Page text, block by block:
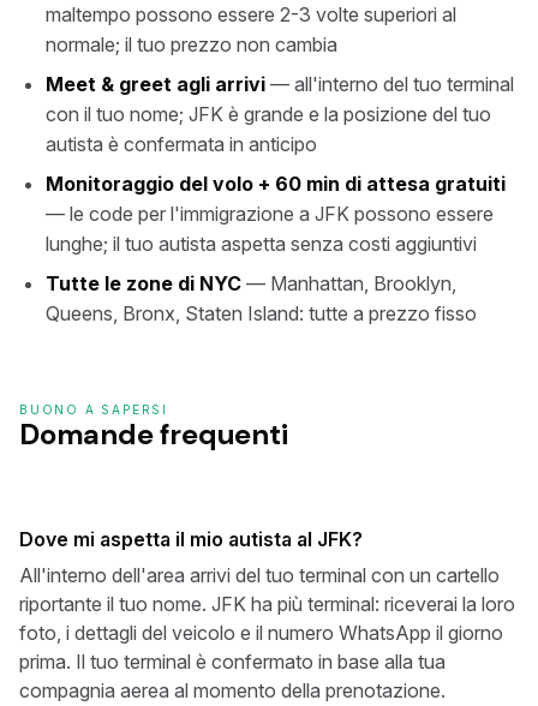
maltempo possono essere 2-3 volte superiori al
normale; il tuo prezzo non cambia
Meet & greet agli arrivi — all'interno del tuo terminal
con il tuo nome; JFK è grande e la posizione del tuo
autista è confermata in anticipo
Monitoraggio del volo + 60 min di attesa gratuiti
— le code per l'immigrazione a JFK possono essere
lunghe; il tuo autista aspetta senza costi aggiuntivi
Tutte le zone di NYC — Manhattan, Brooklyn,
Queens, Bronx, Staten Island: tutte a prezzo fisso
BUONO A SAPERSI
Domande frequenti
Dove mi aspetta il mio autista al JFK?
All'interno dell'area arrivi del tuo terminal con un cartello
riportante il tuo nome. JFK ha più terminal: riceverai la loro
foto, i dettagli del veicolo e il numero WhatsApp il giorno
prima. Il tuo terminal è confermato in base alla tua
compagnia aerea al momento della prenotazione.